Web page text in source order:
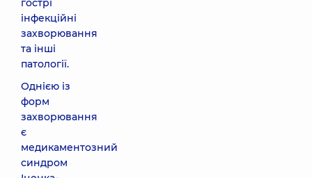
гострі
інфекційні
захворювання
та інші
патології.
Однією із
форм
захворювання
є
медикаментозний
синдром